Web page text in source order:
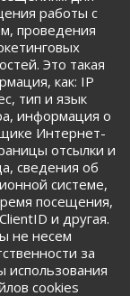
971-42-42
и
данных
обработку
данных
работы с
проведения
Это такая
как: IP
тип и язык
информация о
Интернет-
отсылки и
сведения об
системе,
посещения,
и другая.
не несем
за
использования
cookies